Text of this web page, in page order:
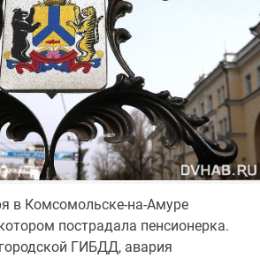
в Комсомольске-на-Амуре
пострадала пенсионерка.
ГИБДД, авария